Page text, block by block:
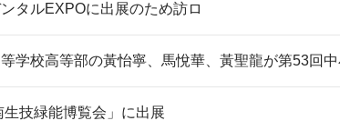
タルEXPOに出展のため訪ロ
学校高等部の黃怡寧、馬悅華、黃聖龍が第53回
生技緑能博覧会」に出展